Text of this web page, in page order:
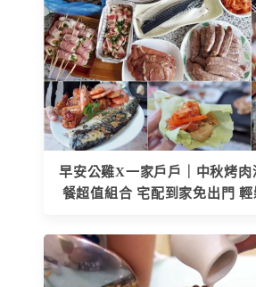
早安公雞X一家戶戶｜中秋烤肉
餐超值組合 宅配到家免出門